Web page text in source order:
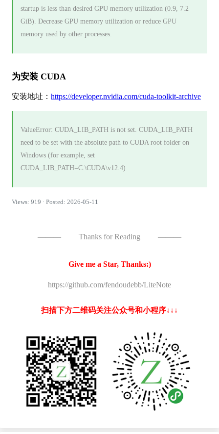
startup is less than desired GPU memory utilization (0.9, 7.2
GiB). Decrease GPU memory utilization or reduce GPU
memory used by other processes.
为安装 CUDA
安装地址： https://developer.nvidia.com/cuda-toolkit-archive
ValueError: CUDA_LIB_PATH is not set. CUDA_LIB_PATH
need to be set with the absolute path to CUDA root folder on
Windows (for example, set
CUDA_LIB_PATH=C:\CUDA\v12.4)
Views: 919 · Posted: 2026-05-11
——— Thanks for Reading ———
Give me a Star, Thanks:)
https://github.com/fendoudebb/LiteNote
扫描下方二维码关注公众号和小程序↓↓↓